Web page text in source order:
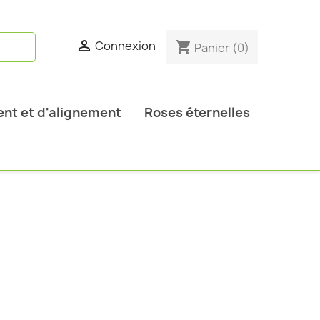
 Connexion shopping_cart Panier (0)
et d'alignement Roses éternelles